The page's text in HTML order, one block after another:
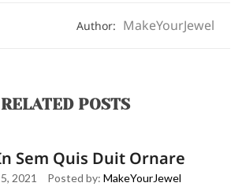
Author: MakeYourJewel
RELATED POSTS
Sem Quis Duit Ornare
2021 Posted by: MakeYourJewel